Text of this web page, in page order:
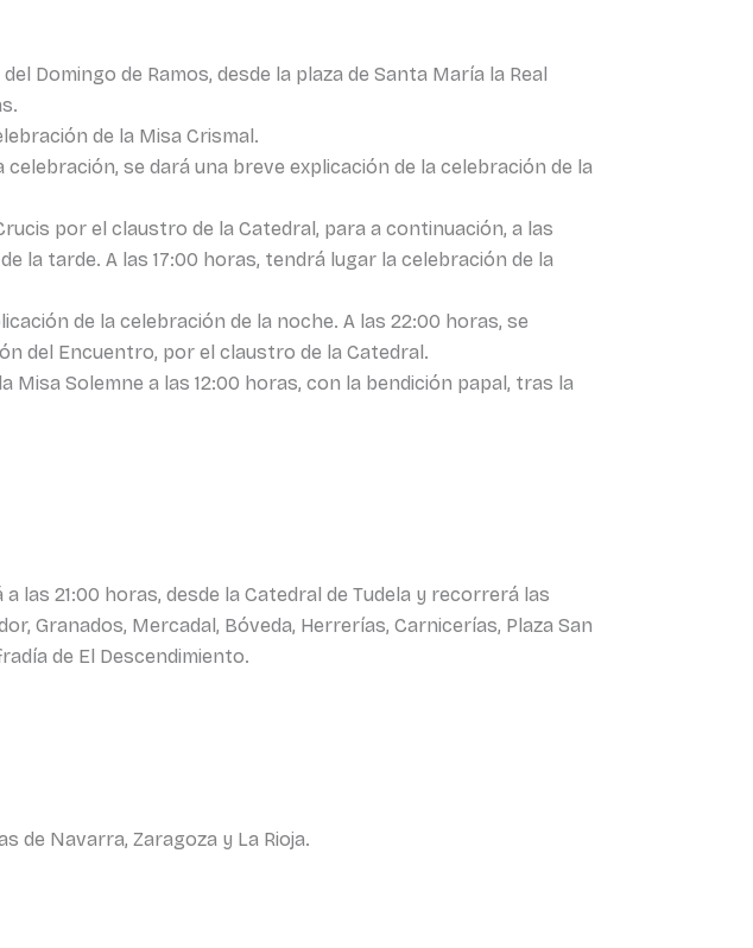
Domingo de Ramos, desde la plaza de Santa María la Real
de la Misa Crismal.
se dará una breve explicación de la celebración de la
por el claustro de la Catedral, para a continuación, a las
la tarde. A las 17:00 horas, tendrá lugar la celebración de la
de la celebración de la noche. A las 22:00 horas, se
del Encuentro, por el claustro de la Catedral.
Misa Solemne a las 12:00 horas, con la bendición papal, tras la
las 21:00 horas, desde la Catedral de Tudela y recorrerá las
Granados, Mercadal, Bóveda, Herrerías, Carnicerías, Plaza San
de El Descendimiento.
de Navarra, Zaragoza y La Rioja.